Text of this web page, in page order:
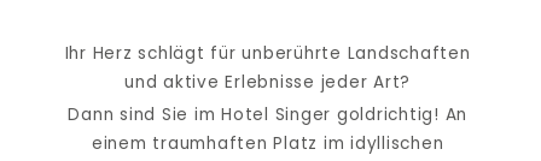
Ihr Herz schlägt für unberührte Landschaften
und aktive Erlebnisse jeder Art?
Dann sind Sie im Hotel Singer goldrichtig! An
einem traumhaften Platz im idyllischen